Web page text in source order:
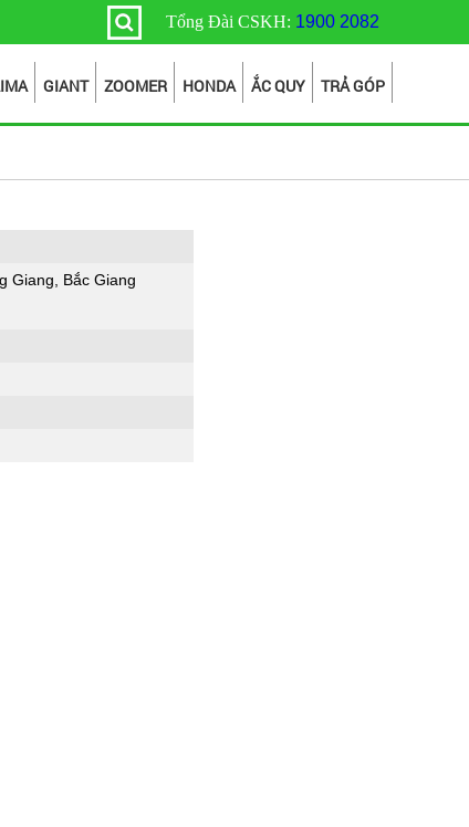
Tổng Đài CSKH: 1900 2082
GIANT ZOOMER HONDA ẮC QUY TRẢ GÓP
Giang, Bắc Giang